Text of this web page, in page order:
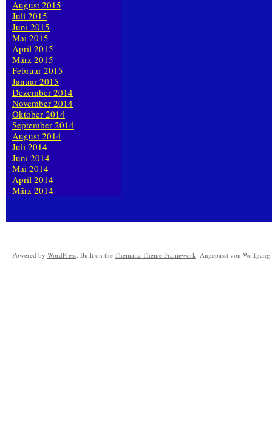
August 2015
Juli 2015
Juni 2015
Mai 2015
April 2015
März 2015
Februar 2015
Januar 2015
Dezember 2014
November 2014
Oktober 2014
September 2014
August 2014
Juli 2014
Juni 2014
Mai 2014
April 2014
März 2014
Powered by WordPress. Built on the Thematic Theme Framework. Angepasst von